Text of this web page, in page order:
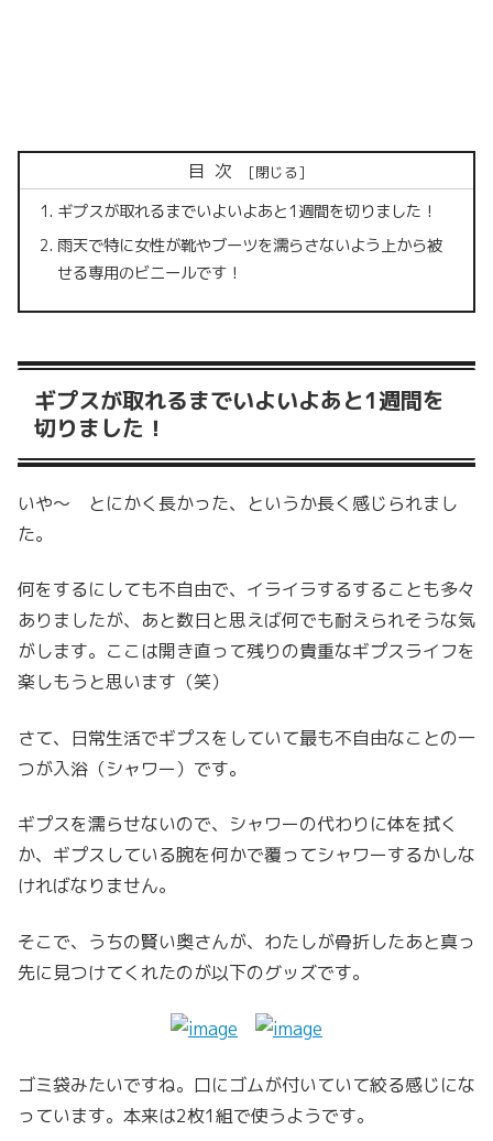
目次
ギプスが取れるまでいよいよあと1週間を切りました！
雨天で特に女性が靴やブーツを濡らさないよう上から被
せる専用のビニールです！
ギプスが取れるまでいよいよあと1週間を
切りました！
いや〜 とにかく長かった、というか長く感じられまし
た。
何をするにしても不自由で、イライラするすることも多々
ありましたが、あと数日と思えば何でも耐えられそうな気
がします。ここは開き直って残りの貴重なギプスライフを
楽しもうと思います（笑）
さて、日常生活でギプスをしていて最も不自由なことの一
つが入浴（シャワー）です。
ギプスを濡らせないので、シャワーの代わりに体を拭く
か、ギプスしている腕を何かで覆ってシャワーするかしな
ければなりません。
そこで、うちの賢い奥さんが、わたしが骨折したあと真っ
先に見つけてくれたのが以下のグッズです。
ゴミ袋みたいですね。口にゴムが付いていて絞る感じにな
っています。本来は2枚1組で使うようです。